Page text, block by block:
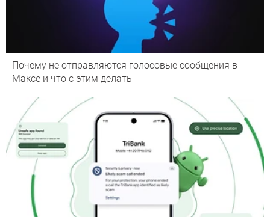
Почему не отправляются голосовые сообщения в
Максе и что с этим делать